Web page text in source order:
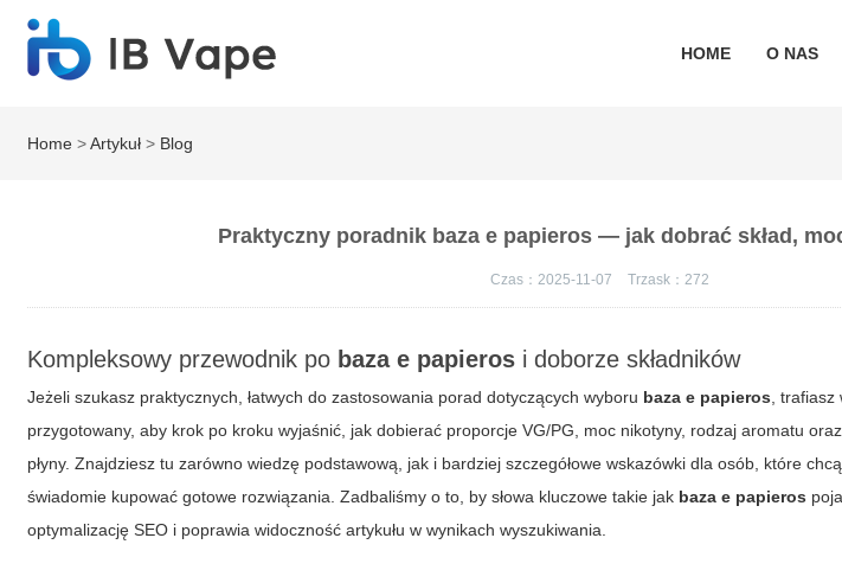
HOME O NAS
Home >Artykuł > Blog
Praktyczny poradnik baza e papieros — jak dobrać skład,
Czas：2025-11-07 Trzask：272
Kompleksowy przewodnik po baza e papieros i doborze składników
Jeżeli szukasz praktycznych, łatwych do zastosowania porad dotyczących wyboru baza e papieros ,
przygotowany, aby krok po kroku wyjaśnić, jak dobierać proporcje VG/PG, moc nikotyny, rodzaj aromatu
płyny. Znajdziesz tu zarówno wiedzę podstawową, jak i bardziej szczegółowe wskazówki dla osób, które
świadomie kupować gotowe rozwiązania. Zadbaliśmy o to, by słowa kluczowe takie jak baza e papieros
optymalizację SEO i poprawia widoczność artykułu w wynikach wyszukiwania.